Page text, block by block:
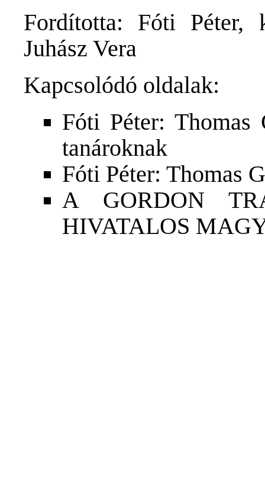
Fordította: Fóti Péter,
Juhász Vera
Kapcsolódó oldalak:
Fóti Péter: Thomas
tanároknak
Fóti Péter: Thomas
A GORDON
HIVATALOS